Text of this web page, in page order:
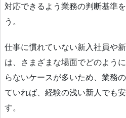
対応できるよう業務の判断基準
う。
仕事に慣れていない新入社員や
は、さまざまな場面でどのよう
らないケースが多いため、業務
ていれば、経験の浅い新人でも
す。